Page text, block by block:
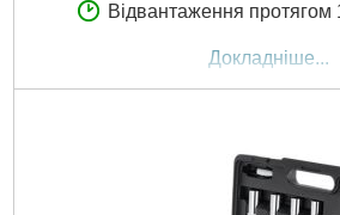
Відвантаження протягом
Докладніше...